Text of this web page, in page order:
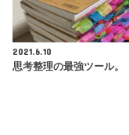
2021.6.10
思考整理の最強ツール。